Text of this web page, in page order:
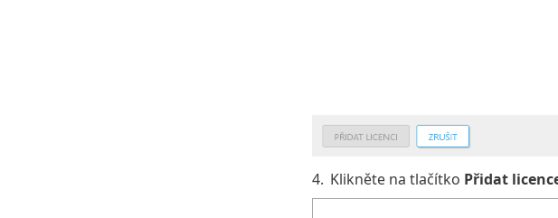
4. Klikněte na tlačítko Přidat